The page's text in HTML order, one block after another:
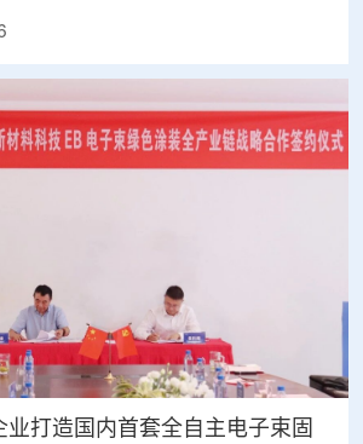
业打造国内首套全自主电子束固